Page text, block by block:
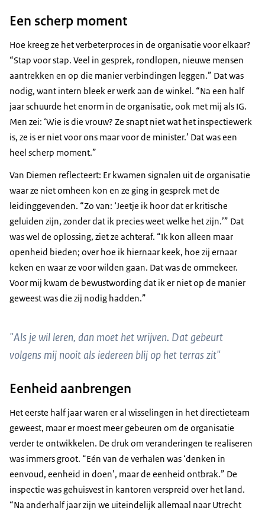
Een scherp moment
Hoe kreeg ze het verbeterproces in de organisatie voor elkaar?
“Stap voor stap. Veel in gesprek, rondlopen, nieuwe mensen
aantrekken en op die manier verbindingen leggen.” Dat was
nodig, want intern bleek er werk aan de winkel. “Na een half
jaar schuurde het enorm in de organisatie, ook met mij als IG.
Men zei: ‘Wie is die vrouw? Ze snapt niet wat het inspectiewerk
is, ze is er niet voor ons maar voor de minister.’ Dat was een
heel scherp moment.”
Van Diemen reflecteert: Er kwamen signalen uit de organisatie
waar ze niet omheen kon en ze ging in gesprek met de
leidinggevenden. “Zo van: ‘Jeetje ik hoor dat er kritische
geluiden zijn, zonder dat ik precies weet welke het zijn.’” Dat
was wel de oplossing, ziet ze achteraf. “Ik kon alleen maar
openheid bieden; over hoe ik hiernaar keek, hoe zij ernaar
keken en waar ze voor wilden gaan. Dat was de ommekeer.
Voor mij kwam de bewustwording dat ik er niet op de manier
geweest was die zij nodig hadden.”
"Als je wil leren, dan moet het wrijven. Dat gebeurt
volgens mij nooit als iedereen blij op het terras zit"
Eenheid aanbrengen
Het eerste half jaar waren er al wisselingen in het directieteam
geweest, maar er moest meer gebeuren om de organisatie
verder te ontwikkelen. De druk om veranderingen te realiseren
was immers groot. “Eén van de verhalen was ‘denken in
eenvoud, eenheid in doen’, maar de eenheid ontbrak.” De
inspectie was gehuisvest in kantoren verspreid over het land.
“Na anderhalf jaar zijn we uiteindelijk allemaal naar Utrecht